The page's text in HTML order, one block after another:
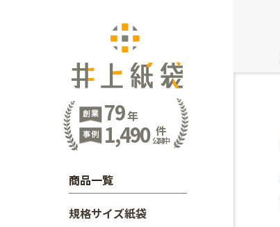
創業 79年
事例 1,490 件
公開中
商品一覧
規格サイズ紙袋